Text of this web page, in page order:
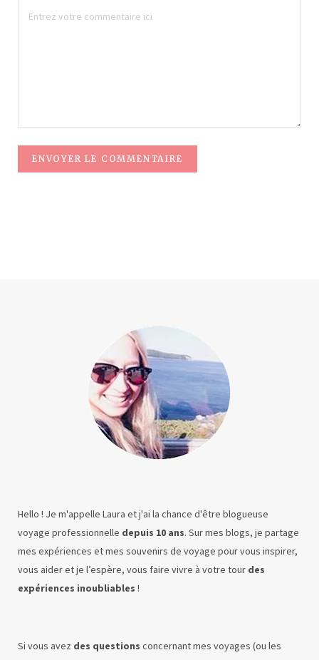
Hello ! Je m'appelle Laura et j'ai la chance d'être blogueuse
voyage professionnelle depuis 10 ans. Sur mes blogs, je partage
mes expériences et mes souvenirs de voyage pour vous inspirer,
vous aider et je l’espère, vous faire vivre à votre tour des
expériences inoubliables !
Si vous avez des questions concernant mes voyages (ou les